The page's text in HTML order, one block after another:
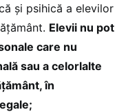
și psihică a elevilor
Elevii nu pot
care nu
sau a celorlalte
în